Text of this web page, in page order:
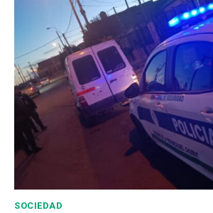
SOCIEDAD